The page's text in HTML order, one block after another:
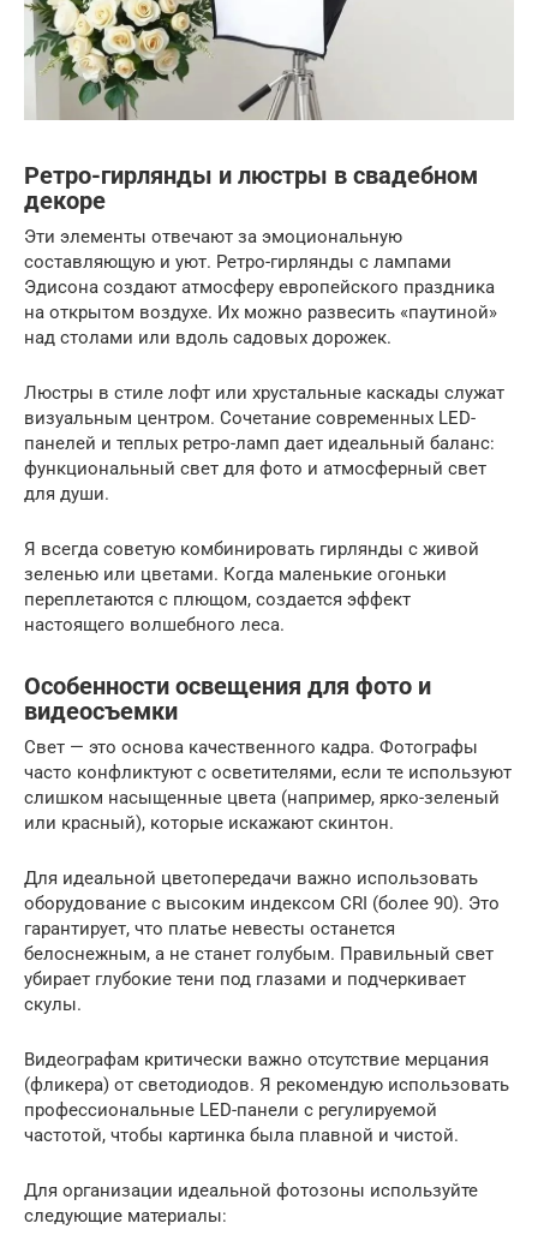
Ретро-гирлянды и люстры в свадебном
декоре
Эти элементы отвечают за эмоциональную
составляющую и уют. Ретро-гирлянды с лампами
Эдисона создают атмосферу европейского праздника
на открытом воздухе. Их можно развесить «паутиной»
над столами или вдоль садовых дорожек.
Люстры в стиле лофт или хрустальные каскады служат
визуальным центром. Сочетание современных LED-
панелей и теплых ретро-ламп дает идеальный баланс:
функциональный свет для фото и атмосферный свет
для души.
Я всегда советую комбинировать гирлянды с живой
зеленью или цветами. Когда маленькие огоньки
переплетаются с плющом, создается эффект
настоящего волшебного леса.
Особенности освещения для фото и
видеосъемки
Свет — это основа качественного кадра. Фотографы
часто конфликтуют с осветителями, если те используют
слишком насыщенные цвета (например, ярко-зеленый
или красный), которые искажают скинтон.
Для идеальной цветопередачи важно использовать
оборудование с высоким индексом CRI (более 90). Это
гарантирует, что платье невесты останется
белоснежным, а не станет голубым. Правильный свет
убирает глубокие тени под глазами и подчеркивает
скулы.
Видеографам критически важно отсутствие мерцания
(фликера) от светодиодов. Я рекомендую использовать
профессиональные LED-панели с регулируемой
частотой, чтобы картинка была плавной и чистой.
Для организации идеальной фотозоны используйте
следующие материалы: